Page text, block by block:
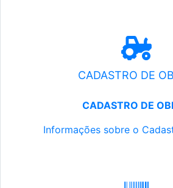
CADASTRO DE
CADASTRO DE
Informações sobre o